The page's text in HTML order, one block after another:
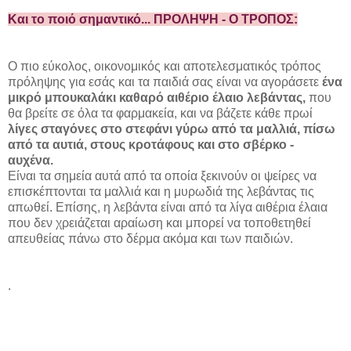
Και το ποιό σημαντικό... ΠΡΟΛΗΨΗ - Ο ΤΡΟΠΟΣ:
Ο πιο εύκολος, οικονομικός και αποτελεσματικός τρόπος
πρόληψης για εσάς και τα παιδιά σας είναι να αγοράσετε ένα
μικρό μπουκαλάκι καθαρό αιθέριο έλαιο λεβάντας, που
θα βρείτε σε όλα τα φαρμακεία, και να βάζετε κάθε πρωί
λίγες σταγόνες στο στεφάνι γύρω από τα μαλλιά, πίσω
από τα αυτιά, στους κροτάφους και στο σβέρκο -
αυχένα.
Είναι τα σημεία αυτά από τα οποία ξεκινούν οι ψείρες να
επισκέπτονται τα μαλλιά και η μυρωδιά της λεβάντας τις
απωθεί. Επίσης, η λεβάντα είναι από τα λίγα αιθέρια έλαια
που δεν χρειάζεται αραίωση και μπορεί να τοποθετηθεί
απευθείας πάνω στο δέρμα ακόμα και των παιδιών.
.